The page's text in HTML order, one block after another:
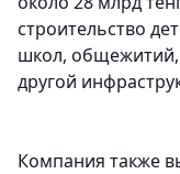
строительство
школ, общежитий,
другой
Компания также